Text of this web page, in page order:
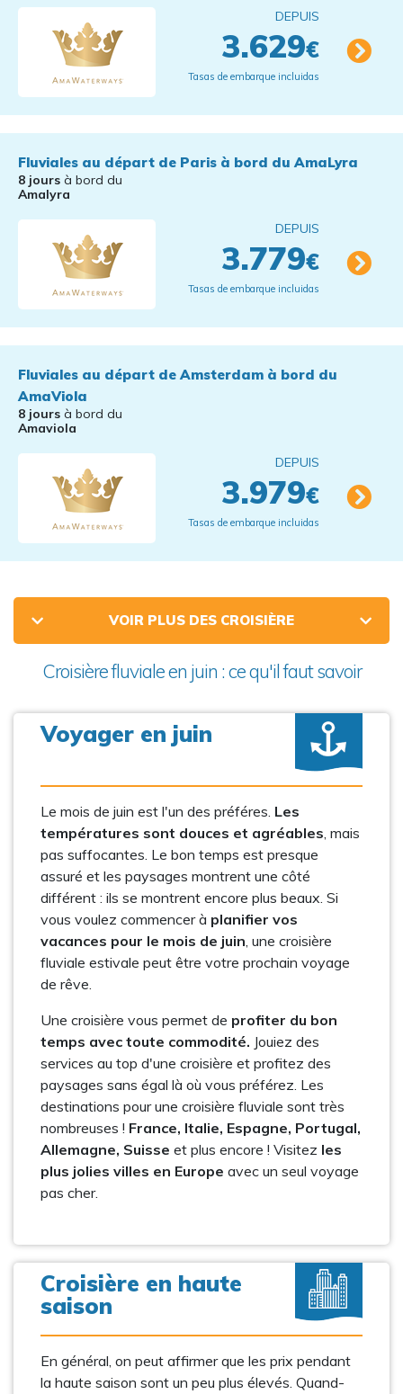
DEPUIS
3.629€
Tasas de embarque incluidas
Fluviales au départ de Paris à bord du AmaLyra
8 jours à bord du
Amalyra
DEPUIS
3.779€
Tasas de embarque incluidas
Fluviales au départ de Amsterdam à bord du
AmaViola
8 jours à bord du
Amaviola
DEPUIS
3.979€
Tasas de embarque incluidas
VOIR PLUS DES CROISIÈRE
Croisière fluviale en juin : ce qu'il faut savoir
Voyager en juin
Le mois de juin est l'un des préféres. Les
températures sont douces et agréables, mais
pas suffocantes. Le bon temps est presque
assuré et les paysages montrent une côté
différent : ils se montrent encore plus beaux. Si
vous voulez commencer à planifier vos
vacances pour le mois de juin, une croisière
fluviale estivale peut être votre prochain voyage
de rêve.
Une croisière vous permet de profiter du bon
temps avec toute commodité. Jouiez des
services au top d'une croisière et profitez des
paysages sans égal là où vous préférez. Les
destinations pour une croisière fluviale sont très
nombreuses ! France, Italie, Espagne, Portugal,
Allemagne, Suisse et plus encore ! Visitez les
plus jolies villes en Europe avec un seul voyage
pas cher.
Croisière en haute
saison
En général, on peut affirmer que les prix pendant
la haute saison sont un peu plus élevés. Quand-